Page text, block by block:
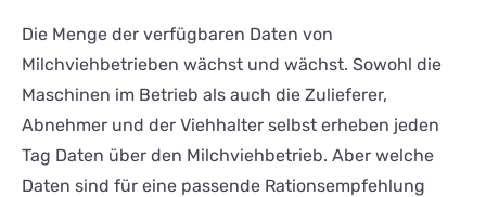
Die Menge der verfügbaren Daten von
Milchviehbetrieben wächst und wächst. Sowohl die
Maschinen im Betrieb als auch die Zulieferer,
Abnehmer und der Viehhalter selbst erheben jeden
Tag Daten über den Milchviehbetrieb. Aber welche
Daten sind für eine passende Rationsempfehlung